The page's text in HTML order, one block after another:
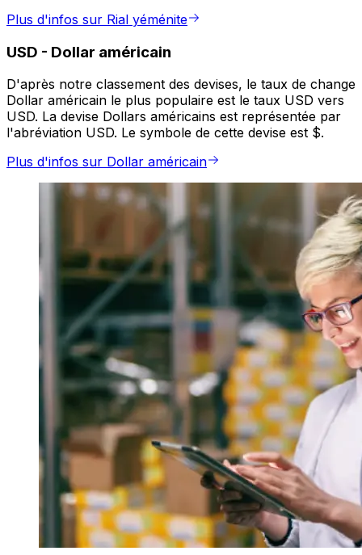
Plus d'infos sur Rial yéménite
USD - Dollar américain
D'après notre classement des devises, le taux de change
Dollar américain le plus populaire est le taux USD vers
USD. La devise Dollars américains est représentée par
l'abréviation USD. Le symbole de cette devise est $.
Plus d'infos sur Dollar américain